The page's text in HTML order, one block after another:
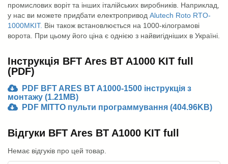
промислових воріт та інших італійських виробників. Наприклад,
у нас ви можете придбати електропривод Alutech Roto RTO-
1000MKIT. Він також встановлюється на 1000-кілограмові
ворота. При цьому його ціна є однією з найвигідніших в Україні.
Інструкція BFT Ares BT A1000 KIT full
(PDF)
PDF BFT ARES BT A1000-1500 інструкція з
монтажу (1.21MB)
PDF MITTO пульти программування (404.96KB)
Відгуки BFT Ares BT A1000 KIT full
Немає відгуків про цей товар.